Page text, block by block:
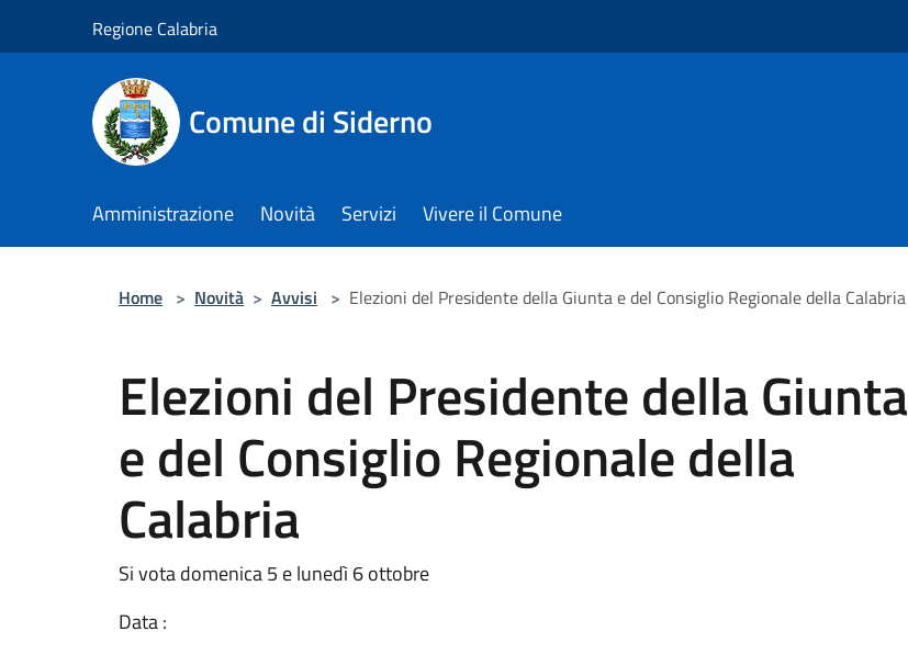
Regione Calabria
Comune di Siderno
Amministrazione Novità Servizi Vivere il Comune
Home > Novità > Avvisi > Elezioni del Presidente della Giunta e del Consiglio Regionale della Calabria
Elezioni del Presidente della Giunta
e del Consiglio Regionale della
Calabria
Si vota domenica 5 e lunedì 6 ottobre
Data :